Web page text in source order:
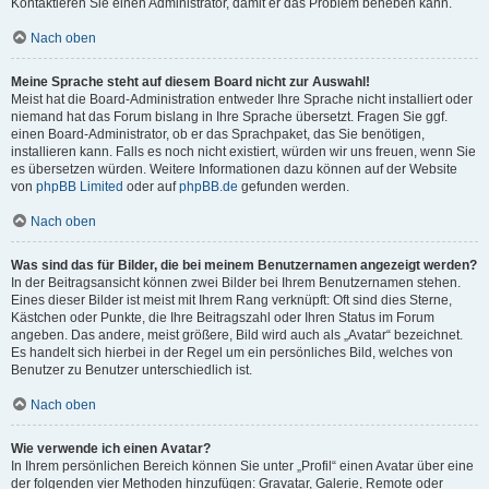
Kontaktieren Sie einen Administrator, damit er das Problem beheben kann.
Nach oben
Meine Sprache steht auf diesem Board nicht zur Auswahl!
Meist hat die Board-Administration entweder Ihre Sprache nicht installiert oder
niemand hat das Forum bislang in Ihre Sprache übersetzt. Fragen Sie ggf.
einen Board-Administrator, ob er das Sprachpaket, das Sie benötigen,
installieren kann. Falls es noch nicht existiert, würden wir uns freuen, wenn Sie
es übersetzen würden. Weitere Informationen dazu können auf der Website
von phpBB Limited oder aufphpBB.de gefunden werden.
Nach oben
Was sind das für Bilder, die bei meinem Benutzernamen angezeigt werden?
In der Beitragsansicht können zwei Bilder bei Ihrem Benutzernamen stehen.
Eines dieser Bilder ist meist mit Ihrem Rang verknüpft: Oft sind dies Sterne,
Kästchen oder Punkte, die Ihre Beitragszahl oder Ihren Status im Forum
angeben. Das andere, meist größere, Bild wird auch als „Avatar“ bezeichnet.
Es handelt sich hierbei in der Regel um ein persönliches Bild, welches von
Benutzer zu Benutzer unterschiedlich ist.
Nach oben
Wie verwende ich einen Avatar?
In Ihrem persönlichen Bereich können Sie unter „Profil“ einen Avatar über eine
der folgenden vier Methoden hinzufügen: Gravatar, Galerie, Remote oder